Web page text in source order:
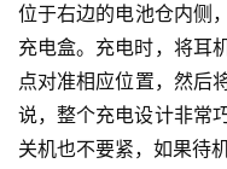
位于右边的电池仓内侧
充电盒。充电时，将耳
点对准相应位置，然后
说，整个充电设计非常
关机也不要紧，如果待